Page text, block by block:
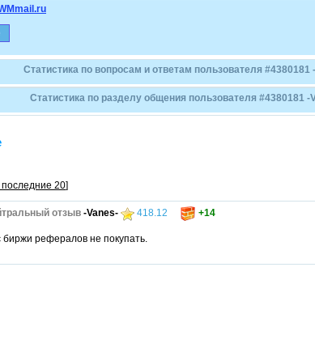
Статистика по вопросам и ответам пользователя #4380181
Статистика по разделу общения пользователя #4380181 -
последние 20]
отзыв -Vanes- 418.12 +14
биржи рефералов не покупать.